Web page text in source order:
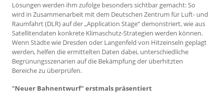
Lösungen werden ihm zufolge besonders sichtbar gemacht: So
wird in Zusammenarbeit mit dem Deutschen Zentrum für Luft- und
Raumfahrt (DLR) auf der „Application Stage“ demonstriert, wie aus
Satellitendaten konkrete Klimaschutz-Strategien werden können.
Wenn Städte wie Dresden oder Langenfeld von Hitzeinseln geplagt
werden, helfen die ermittelten Daten dabei, unterschiedliche
Begrünungsszenarien auf die Bekämpfung der überhitzten
Bereiche zu überprüfen.
"Neuer Bahnentwurf" erstmals präsentiert